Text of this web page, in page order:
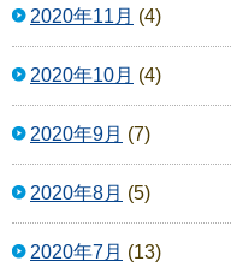
2020年11月 (4)
2020年10月 (4)
2020年9月 (7)
2020年8月 (5)
2020年7月 (13)